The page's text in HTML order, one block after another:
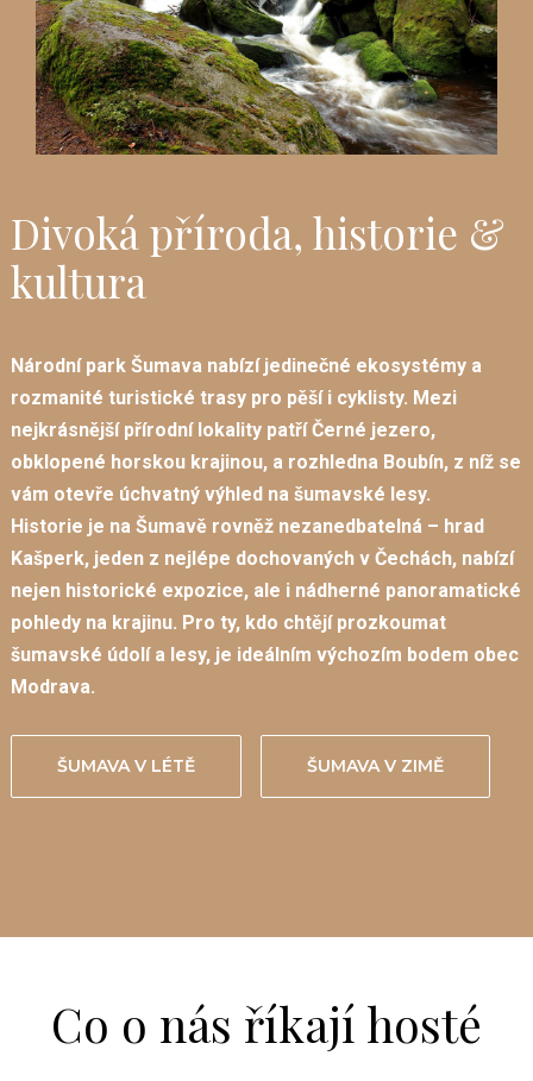
Divoká příroda, historie &
kultura
Národní park Šumava nabízí jedinečné ekosystémy a
rozmanité turistické trasy pro pěší i cyklisty. Mezi
nejkrásnější přírodní lokality patříČerné jezero,
obklopené horskou krajinou, a rozhledna Boubín, z níž se
vám otevře úchvatný výhled na šumavské lesy.
Historie je na Šumavě rovněž nezanedbatelná – hrad
Kašperk, jeden z nejlépe dochovaných v Čechách, nabízí
nejen historické expozice, ale i nádherné panoramatické
pohledy na krajinu. Pro ty, kdo chtějí prozkoumat
šumavské údolí a lesy, je ideálním výchozím bodem obec
Modrava.
ŠUMAVA V LÉTĚ ŠUMAVA V ZIMĚ
Co o nás říkají hosté